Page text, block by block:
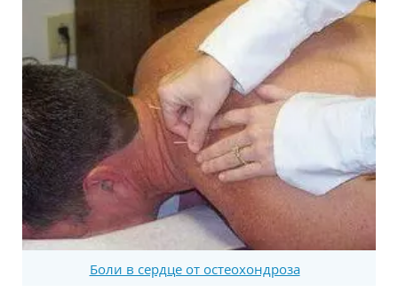
Боли в сердце от остеохондроза